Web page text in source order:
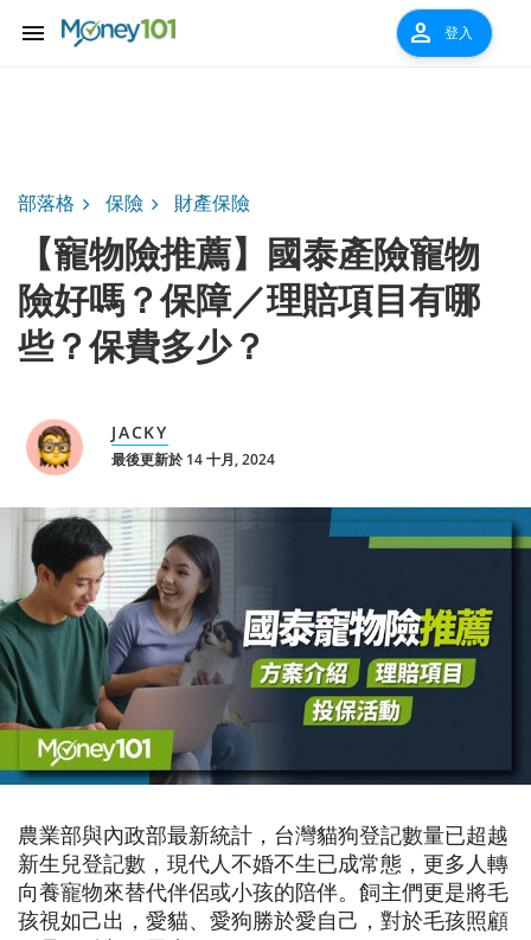
menu person 登入
部落格 保險 財產保險
【寵物險推薦】國泰產險寵物
險好嗎？保障／理賠項目有哪
些？保費多少？
JACKY
最後更新於 14 十月, 2024
農業部與內政部最新統計，台灣貓狗登記數量已超越
新生兒登記數，現代人不婚不生已成常態，更多人轉
向養寵物來替代伴侶或小孩的陪伴。飼主們更是將毛
孩視如己出，愛貓、愛狗勝於愛自己，對於毛孩照顧